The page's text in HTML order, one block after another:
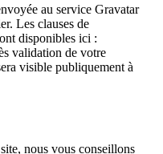
au service Gravatar
Les clauses de
disponibles ici :
validation de votre
visible publiquement à
nous vous conseillons